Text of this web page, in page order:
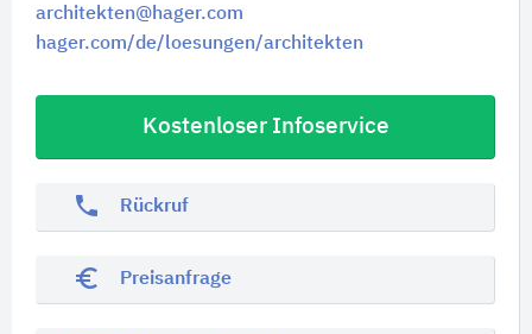
architekten@hager.com
hager.com/de/loesungen/architekten
Kostenloser Infoservice
phone Rückruf
euro_symbol Preisanfrage